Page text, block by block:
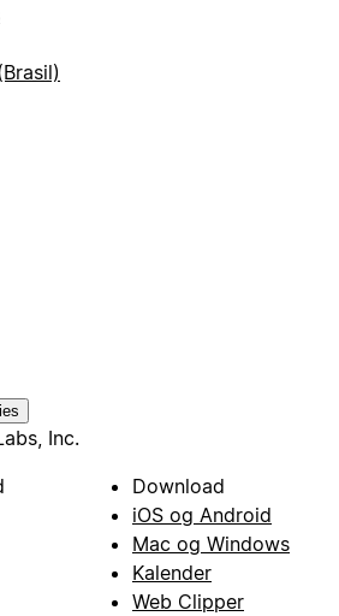
Inc.
Download
iOS og Android
Mac og Windows
Kalender
Web Clipper